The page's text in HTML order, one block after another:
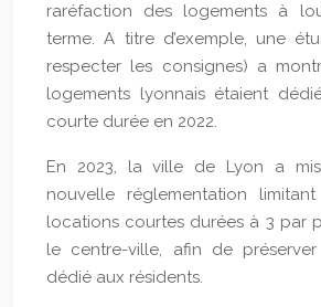
raréfaction des logements à
terme. A titre d’exemple, une
respecter les consignes) a
logements lyonnais étaient
courte durée en 2022.
En 2023, la ville de Lyon a
nouvelle réglementation
locations courtes durées à 3 par
le centre-ville, afin de
dédié aux résidents.